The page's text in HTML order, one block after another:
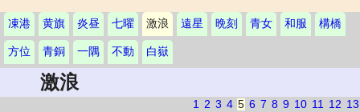
凍港 黄旗 炎昼 七曜 激浪 遠星 晩刻 青女 和服 構橋
方位 青銅 一隅 不動 白嶽
激浪
1 2 3 4 5 6 7 8 9 10 11 12 13